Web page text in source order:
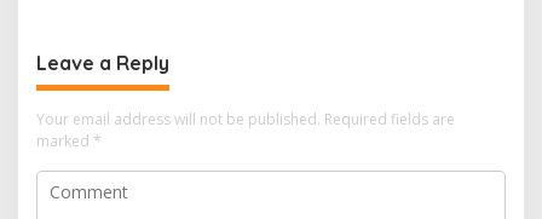
Leave a Reply
Your email address will not be published. Required fields are
marked *